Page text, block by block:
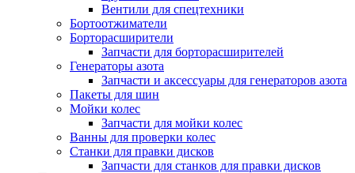
Вентили для спецтехники
Бортоотжиматели
Борторасширители
Запчасти для борторасширителей
Генераторы азота
Запчасти и аксессуары для генераторов азота
Пакеты для шин
Мойки колес
Запчасти для мойки колес
Ванны для проверки колес
Станки для правки дисков
Запчасти для станков для правки дисков